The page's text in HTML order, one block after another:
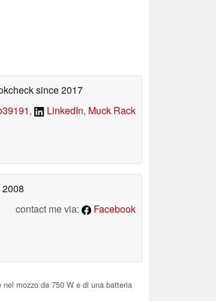
since 2017
, LinkedIn, Muck Rack
contact me via:
Facebook
mozzo da 750 W e di una batteria